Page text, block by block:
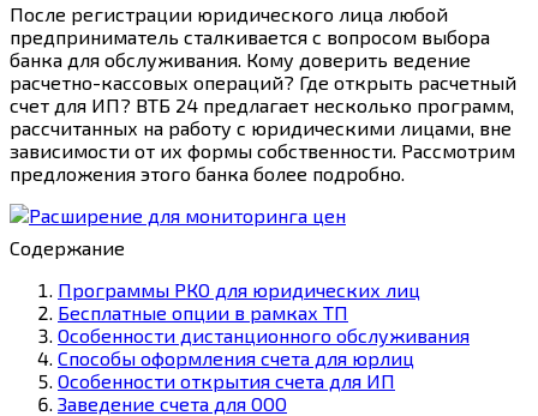
После регистрации юридического лица любой
предприниматель сталкивается с вопросом выбора
банка для обслуживания. Кому доверить ведение
расчетно-кассовых операций? Где открыть расчетный
счет для ИП? ВТБ 24 предлагает несколько программ,
рассчитанных на работу с юридическими лицами, вне
зависимости от их формы собственности. Рассмотрим
предложения этого банка более подробно.
Содержание
Программы РКО для юридических лиц
Бесплатные опции в рамках ТП
Особенности дистанционного обслуживания
Способы оформления счета для юрлиц
Особенности открытия счета для ИП
Заведение счета для ООО